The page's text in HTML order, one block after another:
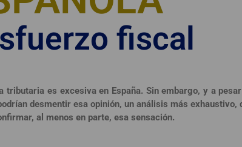
fiscal
es excesiva en España. Sin embargo, y a
desmentir esa opinión, un análisis más exhaustivo,
al menos en parte, esa sensación.